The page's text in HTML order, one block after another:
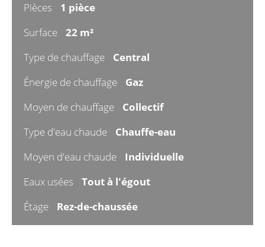
Pièces
1 pièce
Surface
22 m²
Type de chauffage
Central
Énergie de chauffage
Gaz
Moyen de chauffage
Collectif
Type d'eau chaude
Chauffe-eau
Moyen d'eau chaude
Individuelle
Eaux usées
Tout à l'égout
Étage
Rez-de-chaussée